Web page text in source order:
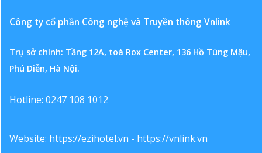
Công ty cổ phần Công nghệ và Truyền thông Vnlink
Trụ sở chính: Tầng 12A, toà Rox Center, 136 Hồ Tùng Mậu,
Phú Diễn, Hà Nội.
Hotline: 0247 108 1012
Website: https://ezihotel.vn - https://vnlink.vn